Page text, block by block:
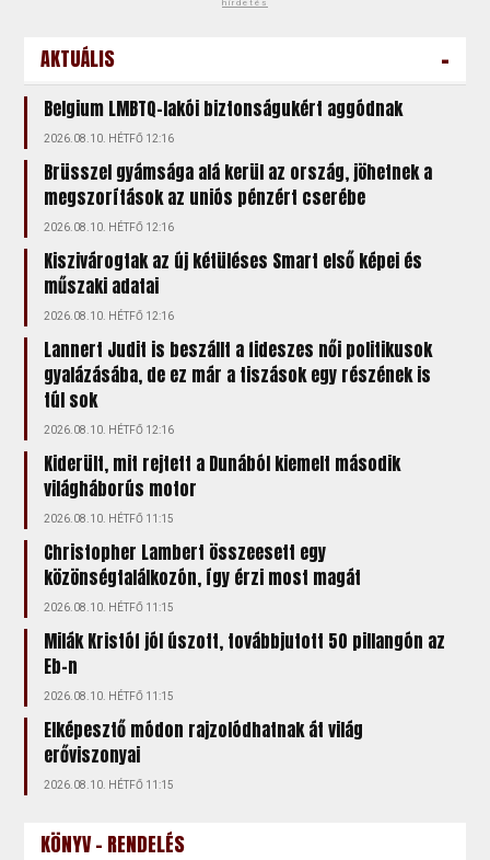
hirdetés
AKTUÁLIS -
Belgium LMBTQ-lakói biztonságukért aggódnak
2026.08.10. HÉTFŐ 12:16
Brüsszel gyámsága alá kerül az ország, jöhetnek a
megszorítások az uniós pénzért cserébe
2026.08.10. HÉTFŐ 12:16
Kiszivárogtak az új kétüléses Smart első képei és
műszaki adatai
2026.08.10. HÉTFŐ 12:16
Lannert Judit is beszállt a fideszes női politikusok
gyalázásába, de ez már a tiszások egy részének is
túl sok
2026.08.10. HÉTFŐ 12:16
Kiderült, mit rejtett a Dunából kiemelt második
világháborús motor
2026.08.10. HÉTFŐ 11:15
Christopher Lambert összeesett egy
közönségtalálkozón, így érzi most magát
2026.08.10. HÉTFŐ 11:15
Milák Kristóf jól úszott, továbbjutott 50 pillangón az
Eb-n
2026.08.10. HÉTFŐ 11:15
Elképesztő módon rajzolódhatnak át világ
erőviszonyai
2026.08.10. HÉTFŐ 11:15
KÖNYV - RENDELÉS